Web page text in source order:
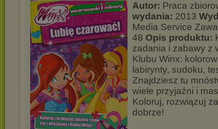
Autor: Praca
wydania: 2013
Media Service
48 Opis produktu:
zadania i zabawy z
Klubu Winx:
labirynty, sudoku,
Znajdziesz tu
wiele przyjaźni i
Koloruj, rozwiązuj
dobrze!